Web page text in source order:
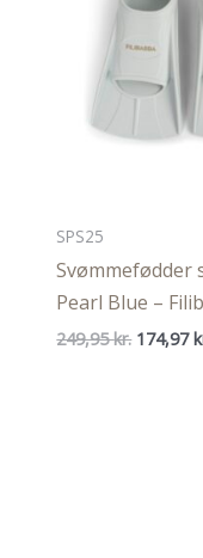
SPS25
Svømmefødder
Pearl Blue –
249,95kr. Den
174,97